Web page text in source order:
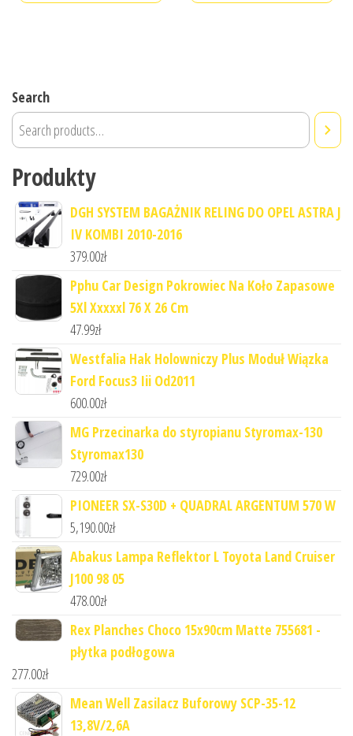
Search
Produkty
DGH SYSTEM BAGAŻNIK RELING DO OPEL ASTRA J
IV KOMBI 2010-2016
379.00zł
Pphu Car Design Pokrowiec Na Koło Zapasowe
5Xl Xxxxxl 76 X 26 Cm
47.99zł
Westfalia Hak Holowniczy Plus Moduł Wiązka
Ford Focus3 Iii Od2011
600.00zł
MG Przecinarka do styropianu Styromax-130
Styromax130
729.00zł
PIONEER SX-S30D + QUADRAL ARGENTUM 570 W
5,190.00zł
Abakus Lampa Reflektor L Toyota Land Cruiser
J100 98 05
478.00zł
Rex Planches Choco 15x90cm Matte 755681 -
płytka podłogowa
277.00zł
Mean Well Zasilacz Buforowy SCP-35-12
13,8V/2,6A